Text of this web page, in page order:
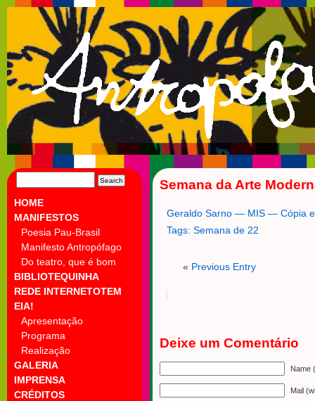
FOR:
HOME
MANIFESTOS
Poesia Pau-Brasil
Manifesto Antropófago
Do teatro, que é bom
BIBLIOTEQUINHA
REDE INTERNETOTEM
EIA!
Apresentação
Programa
Realização
GALERIA
IMPRENSA
CRÉDITOS
Semana da Arte
Geraldo Sarno — MIS — Cópia
Tags: Semana de 22
« Previous Entry
Deixe um Comentário
Name
Mail